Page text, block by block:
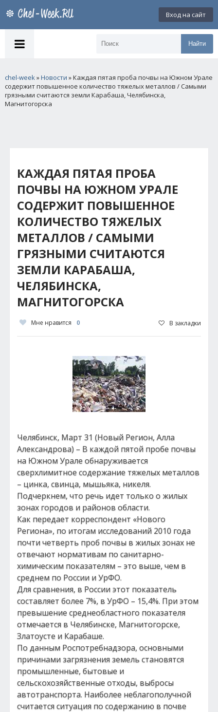
Вход на сайт
Найти
chel-week»Новости » Каждая пятая проба почвы на Южном Урале
содержит повышенное количество тяжелых металлов / Самыми
грязными считаются земли Карабаша, Челябинска,
Магнитогорска
КАЖДАЯ ПЯТАЯ ПРОБА
ПОЧВЫ НА ЮЖНОМ УРАЛЕ
СОДЕРЖИТ ПОВЫШЕННОЕ
КОЛИЧЕСТВО ТЯЖЕЛЫХ
МЕТАЛЛОВ / САМЫМИ
ГРЯЗНЫМИ СЧИТАЮТСЯ
ЗЕМЛИ КАРАБАША,
ЧЕЛЯБИНСКА,
МАГНИТОГОРСКА
Мне нравится 0 В закладки
Челябинск, Март 31 (Новый Регион, Алла
Александрова) – В каждой пятой пробе почвы
на Южном Урале обнаруживается
сверхлимитное содержание тяжелых металлов
– цинка, свинца, мышьяка, никеля.
Подчеркнем, что речь идет только о жилых
зонах городов и районов области.
Как передает корреспондент «Нового
Региона», по итогам исследований 2010 года
почти четверть проб почвы в жилых зонах не
отвечают нормативам по санитарно-
химическим показателям – это выше, чем в
среднем по России и УрФО.
Для сравнения, в России этот показатель
составляет более 7%, в УрФО – 15,4%. При этом
превышение среднеобластного показателя
отмечается в Челябинске, Магнитогорске,
Златоусте и Карабаше.
По данным Роспотребнадзора, основными
причинами загрязнения земель становятся
промышленные, бытовые и
сельскохозяйственные отходы, выбросы
автотранспорта. Наиболее неблагополучной
считается ситуация по содержанию в почве